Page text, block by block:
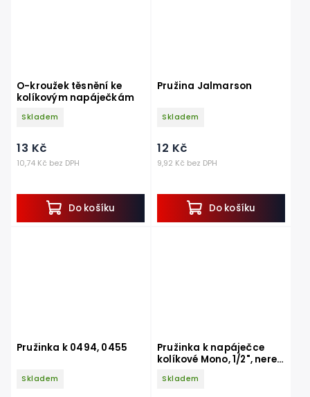
O-kroužek těsnění ke
kolíkovým napáječkám
Skladem
10,74 Kč bez DPH
13 Kč
Do košíku
Pružina Jalmarson
Skladem
9,92 Kč bez DPH
12 Kč
Do košíku
Pružinka k 0494, 0455
Skladem
Pružinka k napáječce
kolíkové Mono, 1/2", nerez,
Skladem